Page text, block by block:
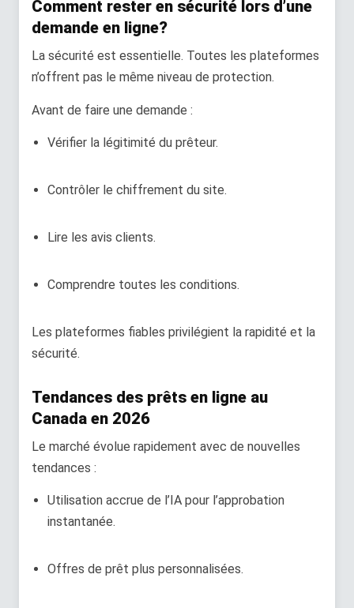
Comment rester en sécurité lors d’une
demande en ligne?
La sécurité est essentielle. Toutes les plateformes
n’offrent pas le même niveau de protection.
Avant de faire une demande :
Vérifier la légitimité du prêteur.
Contrôler le chiffrement du site.
Lire les avis clients.
Comprendre toutes les conditions.
Les plateformes fiables privilégient la rapidité et la
sécurité.
Tendances des prêts en ligne au
Canada en 2026
Le marché évolue rapidement avec de nouvelles
tendances :
Utilisation accrue de l’IA pour l’approbation
instantanée.
Offres de prêt plus personnalisées.